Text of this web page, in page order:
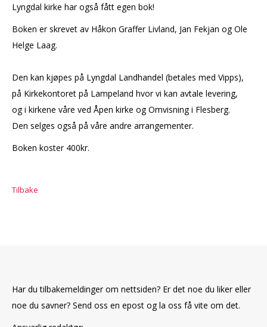
Lyngdal kirke har også fått egen bok!
Boken er skrevet av Håkon Graffer Livland, Jan Fekjan og Ole
Helge Laag.
Den kan kjøpes på Lyngdal Landhandel (betales med Vipps),
på Kirkekontoret på Lampeland hvor vi kan avtale levering,
og i kirkene våre ved Åpen kirke og Omvisning i Flesberg.
Den selges også på våre andre arrangementer.
Boken koster 400kr.
Tilbake
Har du tilbakemeldinger om nettsiden? Er det noe du liker eller
noe du savner? Send oss en epost og la oss få vite om det.